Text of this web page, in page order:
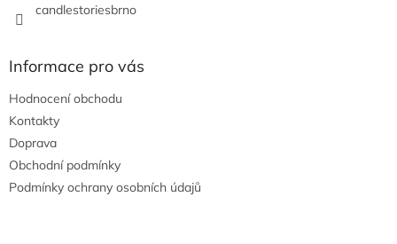
candlestoriesbrno
Informace pro vás
Hodnocení obchodu
Kontakty
Doprava
Obchodní podmínky
Podmínky ochrany osobních údajů